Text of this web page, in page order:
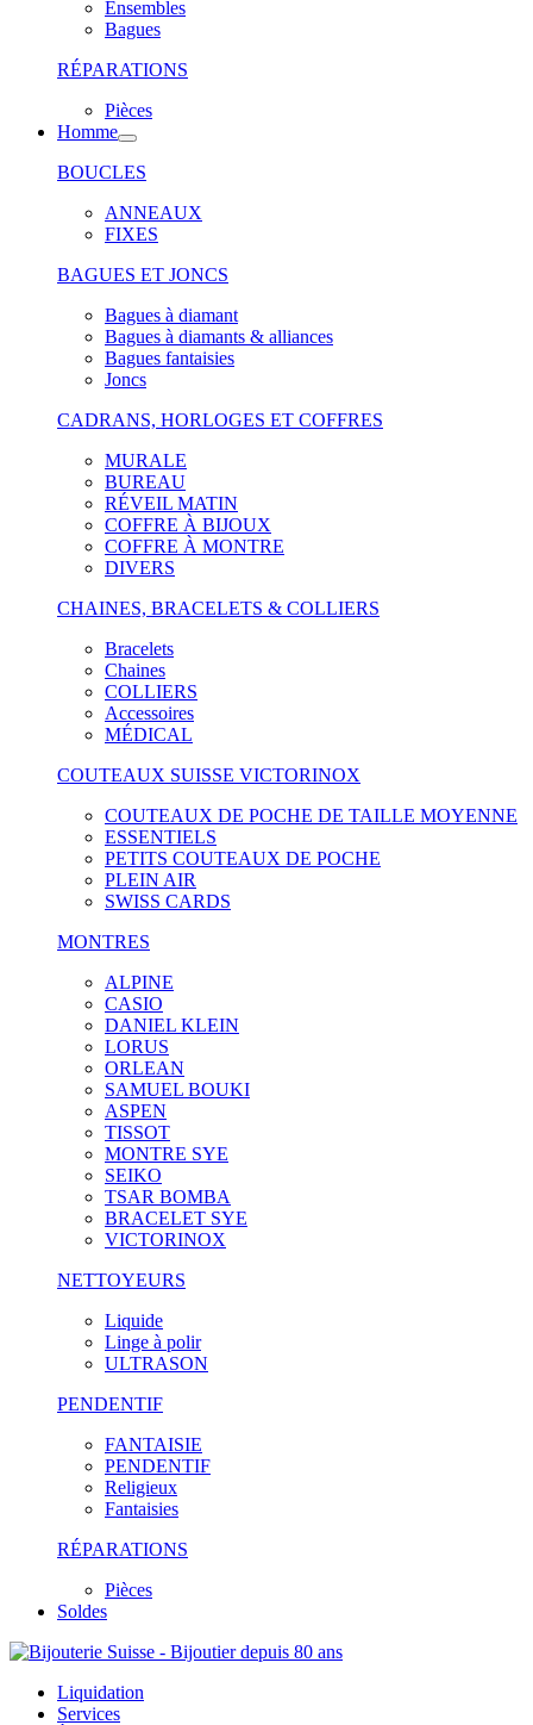
Ensembles
Bagues
RÉPARATIONS
Pièces
Homme
BOUCLES
ANNEAUX
FIXES
BAGUES ET JONCS
Bagues à diamant
Bagues à diamants & alliances
Bagues fantaisies
Joncs
CADRANS, HORLOGES ET COFFRES
MURALE
BUREAU
RÉVEIL MATIN
COFFRE À BIJOUX
COFFRE À MONTRE
DIVERS
CHAINES, BRACELETS & COLLIERS
Bracelets
Chaines
COLLIERS
Accessoires
MÉDICAL
COUTEAUX SUISSE VICTORINOX
COUTEAUX DE POCHE DE TAILLE MOYENNE
ESSENTIELS
PETITS COUTEAUX DE POCHE
PLEIN AIR
SWISS CARDS
MONTRES
ALPINE
CASIO
DANIEL KLEIN
LORUS
ORLEAN
SAMUEL BOUKI
ASPEN
TISSOT
MONTRE SYE
SEIKO
TSAR BOMBA
BRACELET SYE
VICTORINOX
NETTOYEURS
Liquide
Linge à polir
ULTRASON
PENDENTIF
FANTAISIE
PENDENTIF
Religieux
Fantaisies
RÉPARATIONS
Pièces
Soldes
Liquidation
Services